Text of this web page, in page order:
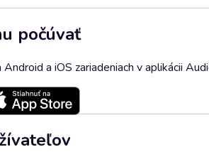
počúvať
a iOS zariadeniach v aplikácii